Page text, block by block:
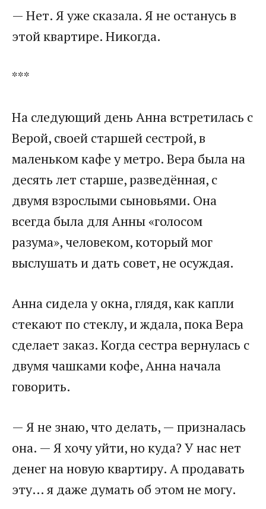
— Нет. Я уже сказала. Я не останусь в
этой квартире. Никогда.
***
На следующий день Анна встретилась с
Верой, своей старшей сестрой, в
маленьком кафе у метро. Вера была на
десять лет старше, разведённая, с
двумя взрослыми сыновьями. Она
всегда была для Анны «голосом
разума», человеком, который мог
выслушать и дать совет, не осуждая.
Анна сидела у окна, глядя, как капли
стекают по стеклу, и ждала, пока Вера
сделает заказ. Когда сестра вернулась с
двумя чашками кофе, Анна начала
говорить.
— Я не знаю, что делать, — призналась
она. — Я хочу уйти, но куда? У нас нет
денег на новую квартиру. А продавать
эту… я даже думать об этом не могу.